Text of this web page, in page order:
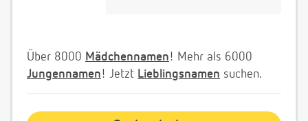
Über 8000 Mädchennamen! Mehr als 6000
Jungennamen! Jetzt Lieblingsnamen suchen.